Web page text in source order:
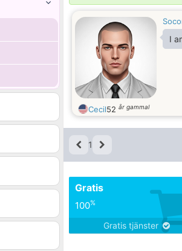
I
Cecil52 år gammal
1
Gratis
100%
Gratis tjänster